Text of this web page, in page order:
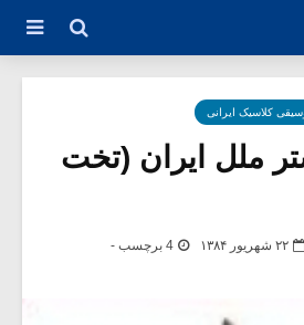
کلاسیک ایرانی
ملل ایران (تخت
۲۲ شهریور ۱۳۸۴ 4 برچسب -